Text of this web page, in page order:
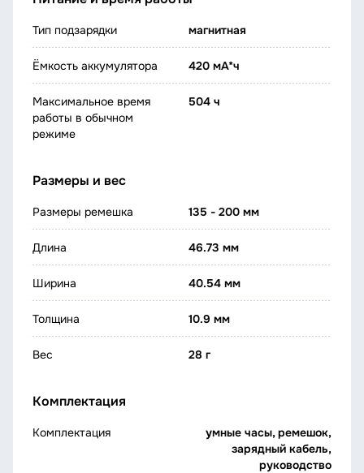
Тип подзарядки магнитная
Ёмкость аккумулятора 420 мА*ч
Максимальное время
работы в обычном
режиме
504 ч
Размеры и вес
Размеры ремешка 135 - 200 мм
Длина 46.73 мм
Ширина 40.54 мм
Толщина 10.9 мм
Вес 28 г
Комплектация
Комплектация
умные часы, ремешок,
зарядный кабель,
руководство